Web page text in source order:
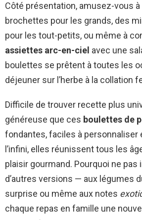
Côté présentation, amusez-vous
brochettes pour les grands, des
pour les tout-petits, ou même à
assiettes arc-en-ciel avec une
boulettes se prêtent à toutes les
déjeuner sur l’herbe à la collation
Difficile de trouver recette plus
généreuse que ces boulettes de
fondantes, faciles à personnaliser
l’infini, elles réunissent tous les
plaisir gourmand. Pourquoi ne pas
d’autres versions — aux légumes
surprise ou même aux notes
chaque repas en famille une